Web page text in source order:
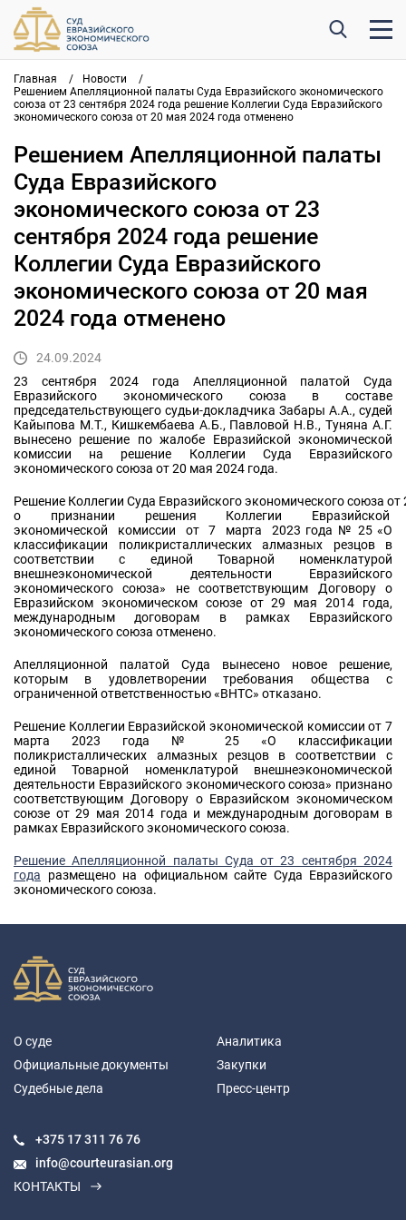
Главная / Новости
/
Решением Апелляционной палаты Суда Евразийского экономического
союза от 23 сентября 2024 года решение Коллегии Суда Евразийского
экономического союза от 20 мая 2024 года отменено
Решением Апелляционной палаты
Суда Евразийского
экономического союза от 23
сентября 2024 года решение
Коллегии Суда Евразийского
экономического союза от 20 мая
2024 года отменено
24.09.2024
23 сентября 2024 года Апелляционной палатой Суда
Евразийского экономического союза в составе
председательствующего судьи-докладчика Забары А.А., судей
Кайыпова М.Т., Кишкембаева А.Б., Павловой Н.В., Туняна А.Г.
вынесено решение по жалобе Евразийской экономической
комиссии на решение Коллегии Суда Евразийского
экономического союза от 20 мая 2024 года.
Решение Коллегии Суда Евразийского экономического союза
о признании решения Коллегии Евразийской
экономической комиссии от 7 марта 2023 года № 25 «О
классификации поликристаллических алмазных резцов в
соответствии с единой Товарной номенклатурой
внешнеэкономической деятельности Евразийского
экономического союза» не соответствующим Договору о
Евразийском экономическом союзе от 29 мая 2014 года,
международным договорам в рамках Евразийского
экономического союза отменено.
Апелляционной палатой Суда вынесено новое решение,
которым в удовлетворении требования общества с
ограниченной ответственностью «ВНТС» отказано.
Решение Коллегии Евразийской экономической комиссии от 7
марта 2023 года № 25 «О классификации
поликристаллических алмазных резцов в соответствии с
единой Товарной номенклатурой внешнеэкономической
деятельности Евразийского экономического союза» признано
соответствующим Договору о Евразийском экономическом
союзе от 29 мая 2014 года и международным договорам в
рамках Евразийского экономического союза.
Решение Апелляционной палаты Суда от 23 сентября 2024
года размещено на официальном сайте Суда Евразийского
экономического союза.
О суде
Официальные документы
Судебные дела
Аналитика
Закупки
Пресс-центр
+375 17311 76 76
info@courteurasian.org
КОНТАКТЫ